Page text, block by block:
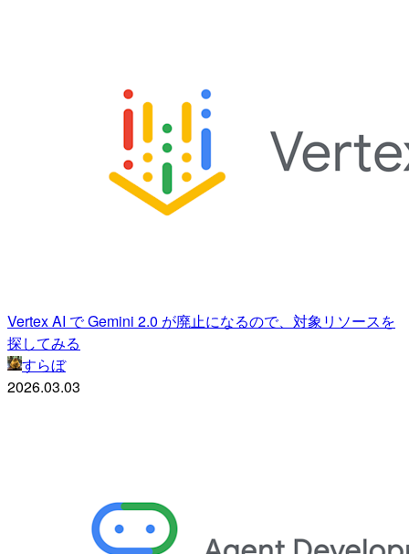
Vertex AI で Gemini 2.0 が廃止になるので、対象リソースを
探してみる
すらぼ
2026.03.03